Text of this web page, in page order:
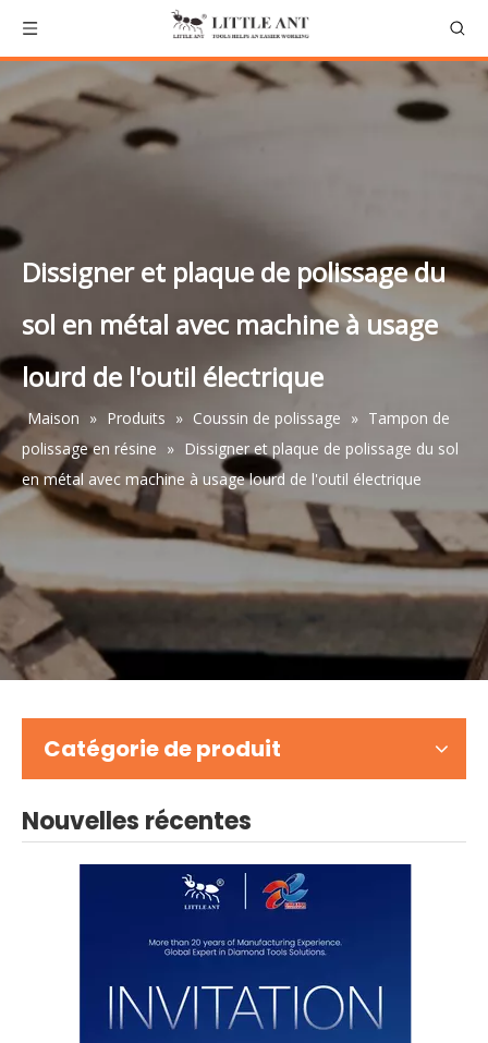
Dissigner et plaque de polissage du
sol en métal avec machine à usage
lourd de l'outil électrique
Maison » Produits » Coussin de polissage » Tampon de
polissage en résine » Dissigner et plaque de polissage du sol
en métal avec machine à usage lourd de l'outil électrique
Catégorie de produit
Nouvelles récentes